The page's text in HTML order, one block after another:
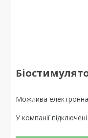
У компанії